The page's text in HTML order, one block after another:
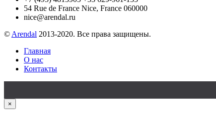
54 Rue de France Nice, France 060000
nice@arendal.ru
© Arendal 2013-2020. Все права защищены.
Главная
О нас
Контакты
×